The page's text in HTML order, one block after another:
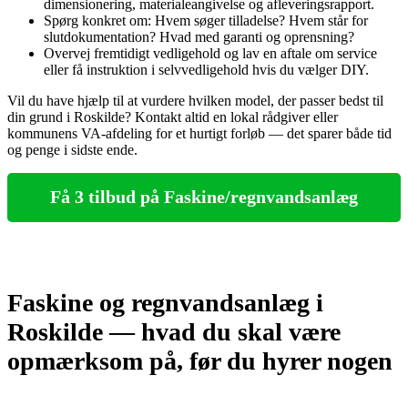
dimensionering, materialeangivelse og afleveringsrapport.
Spørg konkret om: Hvem søger tilladelse? Hvem står for
slutdokumentation? Hvad med garanti og oprensning?
Overvej fremtidigt vedligehold og lav en aftale om service
eller få instruktion i selvvedligehold hvis du vælger DIY.
Vil du have hjælp til at vurdere hvilken model, der passer bedst til
din grund i Roskilde? Kontakt altid en lokal rådgiver eller
kommunens VA‑afdeling for et hurtigt forløb — det sparer både tid
og penge i sidste ende.
Få 3 tilbud på Faskine/regnvandsanlæg
Faskine og regnvandsanlæg i
Roskilde — hvad du skal være
opmærksom på, før du hyrer nogen